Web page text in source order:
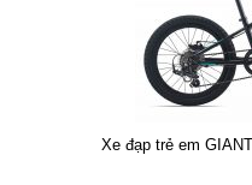
Xe đạp trẻ em